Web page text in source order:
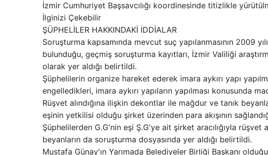
İzmir Cumhuriyet Başsavcılığı koordinesinde titizlikle
İlginizi Çekebilir
ŞÜPHELİLER HAKKINDAKİ İDDİALAR
Soruşturma kapsamında mevcut suç yapılanmasının 2009
bulunduğu, geçmiş soruşturma kayıtları, İzmir Valiliği
olarak yer aldığı belirtildi.
⁠Şüphelilerin organize hareket ederek imara aykırı yapı
engelledikleri, imara aykırı yapıların yapılması konusunda
Rüşvet alındığına ilişkin dekontlar ile mağdur ve tanık
eşinin yetkilisi olduğu şirket üzerinden para akışının
Şüphelilerden G.G'nin eşi Ş.G'ye ait şirket aracılığıyla rüşvet
beyanların da soruşturma dosyasında yer aldığı belirtildi.
Mustafa Günay'ın Yarımada Belediyeler Birliği Başkanı